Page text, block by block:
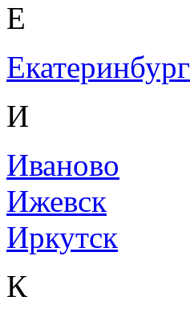
Е
Екатеринбург
И
Иваново
Ижевск
Иркутск
К